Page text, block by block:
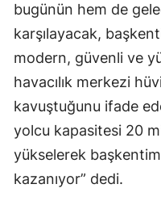
bugünün hem de
karşılayacak,
modern, güvenli ve
havacılık merkezi
kavuştuğunu ifade
yolcu kapasitesi 20
yükselerek
kazanıyor” dedi.